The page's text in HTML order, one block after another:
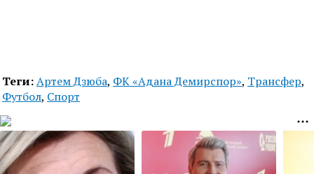
Теги:Артем Дзюба, ФК «Адана Демирспор», Трансфер,
Футбол, Спорт